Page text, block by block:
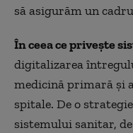
să asigurăm un
În ceea ce privește
digitalizarea
medicină primară și
spitale. De o
sistemului sanitar,